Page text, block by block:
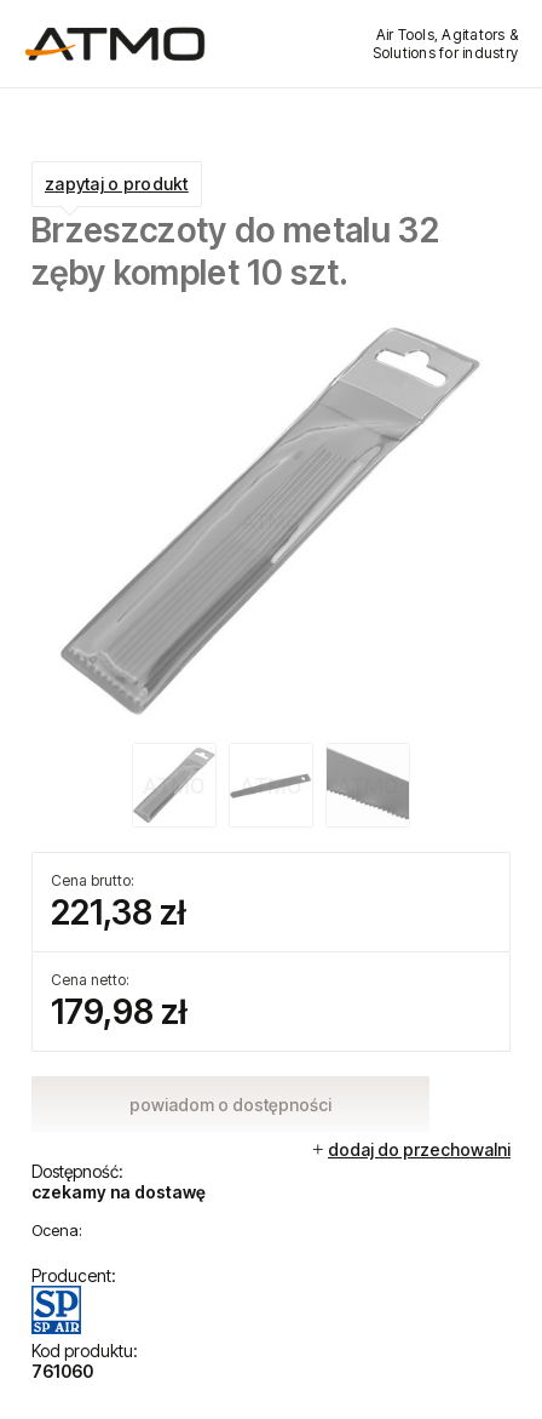
Air Tools, Agitators &
Solutions for industry
Brzeszczoty do metalu 32
zęby komplet 10 szt.
Cena brutto:
221,38 zł
Cena netto:
179,98 zł
powiadom o dostępności
dodaj do przechowalni
Dostępność:
czekamy na dostawę
Ocena:
Producent:
Kod produktu:
761060
zapytaj o produkt